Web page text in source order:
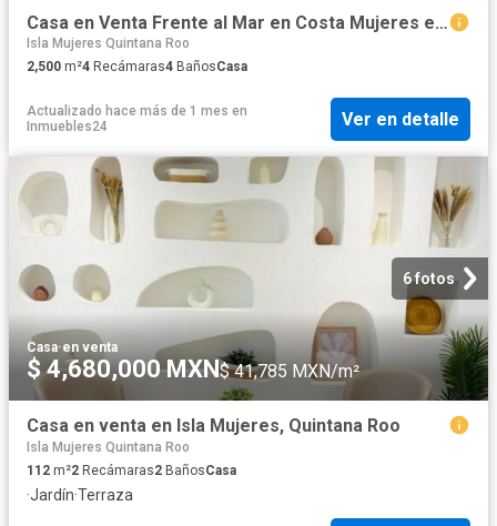
Casa en Venta Frente al Mar en Costa Mujeres en Cancún 4 rec
Isla Mujeres Quintana Roo
2,500 m²4 Recámaras4 BañosCasa
Actualizado hace más de 1 mes en
Inmuebles24
Ver en detalle
6 fotos
Casa·en venta
$ 4,680,000 MXN$ 41,785 MXN/m²
Casa en venta en Isla Mujeres, Quintana Roo
Isla Mujeres Quintana Roo
112 m²2 Recámaras2 BañosCasa
·Jardín·Terraza